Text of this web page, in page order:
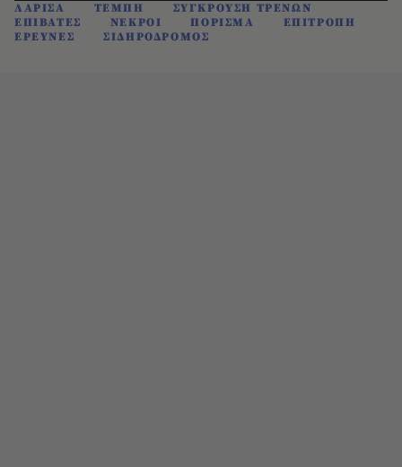
ΛΑΡΙΣΑ ΤΕΜΠΗ
ΣΥΓΚΡΟΥΣΗ ΤΡΕΝΩΝ
ΕΠΙΒΑΤΕΣ
ΝΕΚΡΟΙ ΠΟΡΙΣΜΑ
ΕΠΙΤΡΟΠΗ
ΕΡΕΥΝΕΣ
ΣΙΔΗΡΟΔΡΟΜΟΣ